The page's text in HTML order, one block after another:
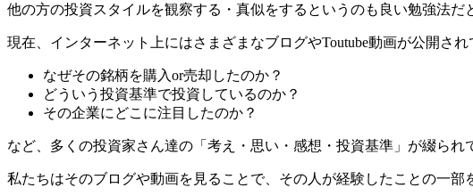
他の方の投資スタイルを観察する・真似をする というのも良い勉強法だ
現在、インターネット上にはさまざまなブログやToutube動画が公開され
なぜその銘柄を購入or売却したのか？
どういう投資基準で投資しているのか？
その企業にどこに注目したのか？
など、多くの投資家さん達の「考え・思い・感想・投資基準」が綴られ
私たちはそのブログや動画を見ることで、その人が経験したことの一部